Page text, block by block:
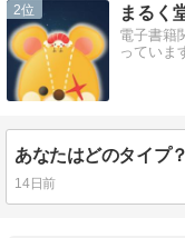
2 まるく
電子書籍
っていま
14日前